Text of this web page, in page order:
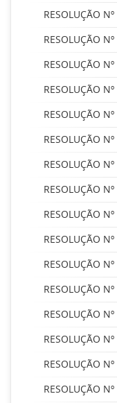
RESOLUÇÃO
RESOLUÇÃO
RESOLUÇÃO
RESOLUÇÃO
RESOLUÇÃO
RESOLUÇÃO
RESOLUÇÃO
RESOLUÇÃO
RESOLUÇÃO
RESOLUÇÃO
RESOLUÇÃO
RESOLUÇÃO
RESOLUÇÃO
RESOLUÇÃO
RESOLUÇÃO
RESOLUÇÃO